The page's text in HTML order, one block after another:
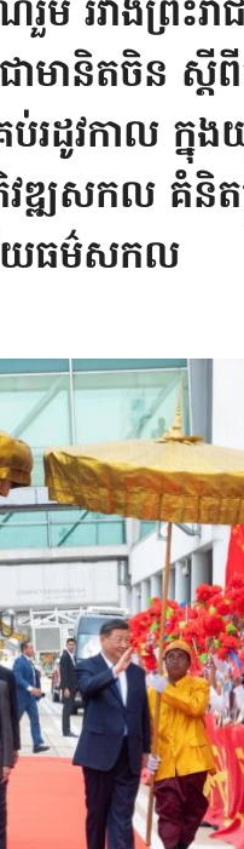
រួម រវាងព្រះ
ជាមានិតចិន ស្
ប់រដូវកាល ក្នុ
ភិវឌ្ឍសកល គំ
រិយធម៌សកល